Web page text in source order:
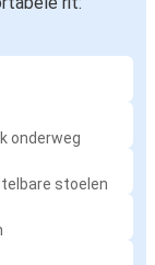
onderweg
stoelen